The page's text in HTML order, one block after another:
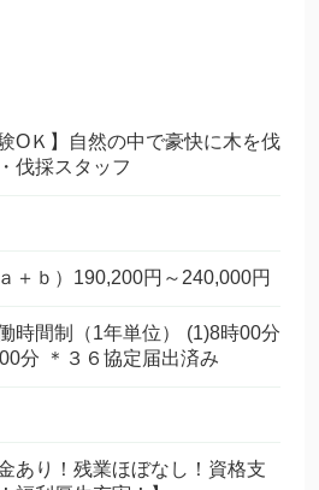
験ОＫ】自然の中で豪快に木を伐
伐採スタッフ
＋ｂ）190,200円～240,000円
時間制（1年単位） (1)8時00分
分 ＊３６協定届出済み
金あり！残業ほぼなし！資格支